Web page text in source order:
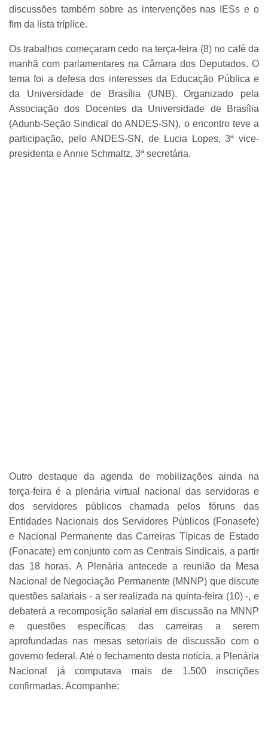
discussões também sobre as intervenções nas IESs e o
fim da lista tríplice.
Os trabalhos começaram cedo na terça-feira (8) no café da
manhã com parlamentares na Câmara dos Deputados. O
tema foi a defesa dos interesses da Educação Pública e
da Universidade de Brasília (UNB). Organizado pela
Associação dos Docentes da Universidade de Brasília
(Adunb-Seção Sindical do ANDES-SN), o encontro teve a
participação, pelo ANDES-SN, de Lucia Lopes, 3ª vice-
presidenta e Annie Schmaltz, 3ª secretária.
Outro destaque da agenda de mobilizações ainda na
terça-feira é a plenária virtual nacional das servidoras e
dos servidores públicos chamada pelos fóruns das
Entidades Nacionais dos Servidores Públicos (Fonasefe)
e Nacional Permanente das Carreiras Típicas de Estado
(Fonacate) em conjunto com as Centrais Sindicais, a partir
das 18 horas. A Plenária antecede a reunião da Mesa
Nacional de Negociação Permanente (MNNP) que discute
questões salariais - a ser realizada na quinta-feira (10) -, e
debaterá a recomposição salarial em discussão na MNNP
e questões específicas das carreiras a serem
aprofundadas nas mesas setoriais de discussão com o
governo federal. Até o fechamento desta notícia, a Plenária
Nacional já computava mais de 1.500 inscrições
confirmadas. Acompanhe: